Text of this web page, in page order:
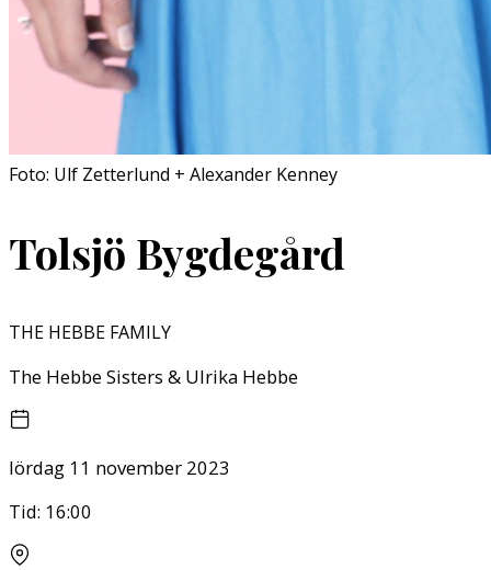
Foto: Ulf Zetterlund + Alexander Kenney
Tolsjö Bygdegård
THE HEBBE FAMILY
The Hebbe Sisters & Ulrika Hebbe
lördag 11 november 2023
Tid: 16:00